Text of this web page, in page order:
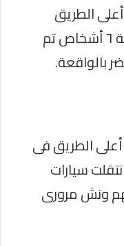
الطريق
الصحراوى فى البدرشين في إصابة ٦ أشخاص تم
بالواقعة.
أعلى الطريق فى
سيارات
ونش مرورى